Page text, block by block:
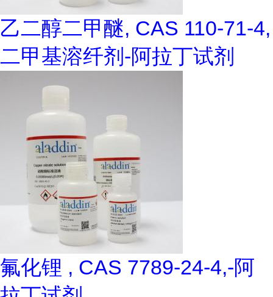
乙二醇二甲醚, CAS 110-71-4,
二甲基溶纤剂-阿拉丁试剂
氟化锂 , CAS 7789-24-4,-阿